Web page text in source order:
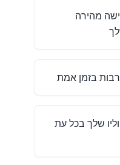
מהירה
בזמן אמת
שלך בכל עת